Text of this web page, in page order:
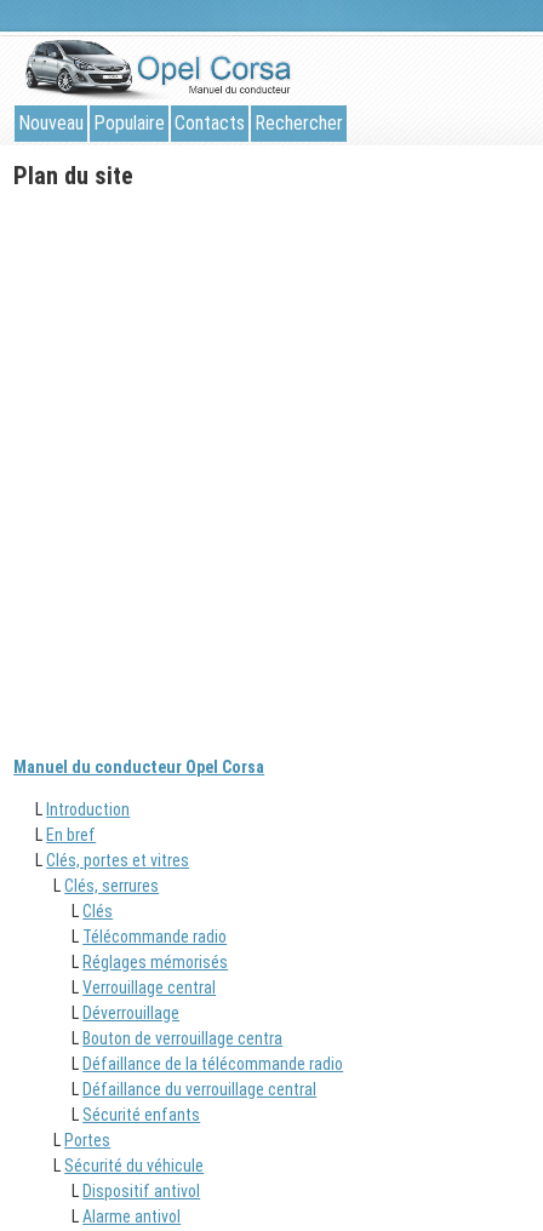
Nouveau Populaire Contacts Rechercher
Plan du site
Manuel du conducteur Opel Corsa
L Introduction
L En bref
LClés, portes et vitres
LClés, serrures
LClés
L Télécommande radio
L Réglages mémorisés
LVerrouillage central
L Déverrouillage
L Bouton de verrouillage centra
L Défaillance de la télécommande radio
L Défaillance du verrouillage central
LSécurité enfants
L Portes
LSécurité du véhicule
L Dispositif antivol
LAlarme antivol